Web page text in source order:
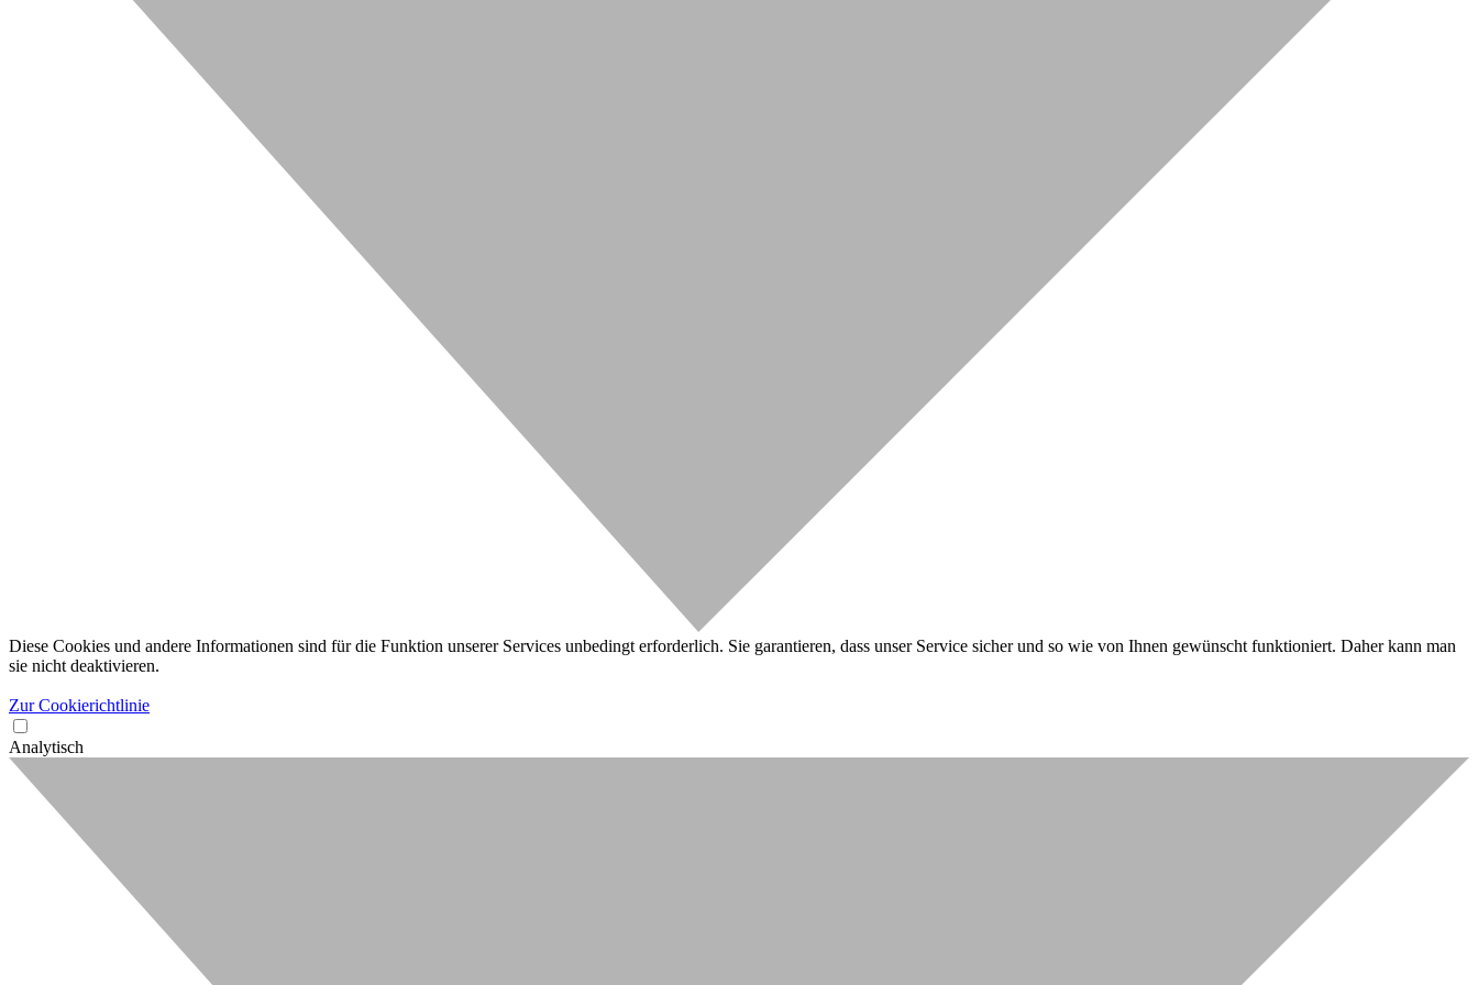
Diese Cookies und andere Informationen sind für die Funktion unserer Services unbedingt erforderlich. Sie garantieren, dass unser Service sicher und so wie von Ihnen gewünscht funktioniert. Daher kann man
sie nicht deaktivieren.
Zur Cookierichtlinie
Analytisch